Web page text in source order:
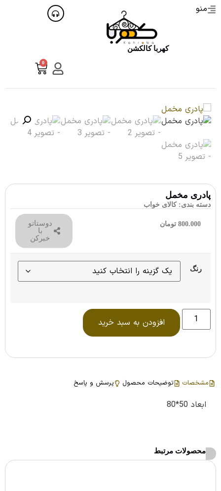
منو
کهربا کالکشن
0
پادری مخمل
دسته بندی: کالای خواب
800.000 تومان
دوستاتو
با
خبرکن
رنگ
افزودن به سبد خرید
مشخصات توضیحات محصول پرسش و پاسخ
ابعاد 50*80
محصولات مرتبط